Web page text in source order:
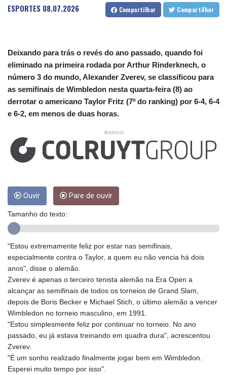
CUC 1.156136
CUP 30.637594
DKK 7.477932
DOP 67.289164
DZD 152.967099
EGP 57.380687
ERN 17.342035
ETB 186.049588
FKP 0.857252
GBP 0.858527
GEL 3.017966
GMD 84.980421
GTQ 8.794891
HKD 9.067746
HNL 30.895616
HTG 150.718127
HUF 363.096405
IDR 20580.370421
ILS 3.468234
IMP 0.857252
INR 110.076256
IRR
ESPORTES 08.07.2026 Compartilhar Compartilhar
Deixando para trás o revés do ano passado, quando foi
eliminado na primeira rodada por Arthur Rinderknech, o
número 3 do mundo, Alexander Zverev, se classificou para
as semifinais de Wimbledon nesta quarta-feira (8) ao
derrotar o americano Taylor Fritz (7º do ranking) por 6-4, 6-4
e 6-2, em menos de duas horas.
Anúncio
Ouvir Pare de ouvir
Tamanho do texto:
"Estou extremamente feliz por estar nas semifinais,
especialmente contra o Taylor, a quem eu não vencia há dois
anos", disse o alemão.
Zverev é apenas o terceiro tenista alemão na Era Open a
alcançar as semifinais de todos os torneios de Grand Slam,
depois de Boris Becker e Michael Stich, o último alemão a vencer
Wimbledon no torneio masculino, em 1991.
"Estou simplesmente feliz por continuar no torneio. No ano
passado, eu já estava treinando em quadra dura", acrescentou
Zverev.
"É um sonho realizado finalmente jogar bem em Wimbledon.
Esperei muito tempo por isso".